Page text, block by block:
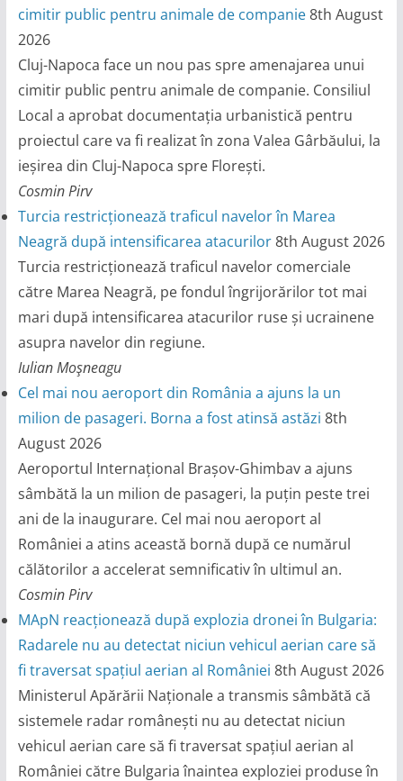
cimitir public pentru animale de companie8th August
2026
Cluj-Napoca face un nou pas spre amenajarea unui
cimitir public pentru animale de companie. Consiliul
Local a aprobat documentația urbanistică pentru
proiectul care va fi realizat în zona Valea Gârbăului, la
ieșirea din Cluj-Napoca spre Florești.
Cosmin Pirv
Turcia restricționează traficul navelor în Marea
Neagră după intensificarea atacurilor8th August 2026
Turcia restricționează traficul navelor comerciale
către Marea Neagră, pe fondul îngrijorărilor tot mai
mari după intensificarea atacurilor ruse și ucrainene
asupra navelor din regiune.
Iulian Moşneagu
Cel mai nou aeroport din România a ajuns la un
milion de pasageri. Borna a fost atinsă astăzi 8th
August 2026
Aeroportul Internațional Brașov-Ghimbav a ajuns
sâmbătă la un milion de pasageri, la puțin peste trei
ani de la inaugurare. Cel mai nou aeroport al
României a atins această bornă după ce numărul
călătorilor a accelerat semnificativ în ultimul an.
Cosmin Pirv
MApN reacționează după explozia dronei în Bulgaria:
Radarele nu au detectat niciun vehicul aerian care să
fi traversat spațiul aerian al României 8th August 2026
Ministerul Apărării Naționale a transmis sâmbătă că
sistemele radar românești nu au detectat niciun
vehicul aerian care să fi traversat spațiul aerian al
României către Bulgaria înaintea exploziei produse în